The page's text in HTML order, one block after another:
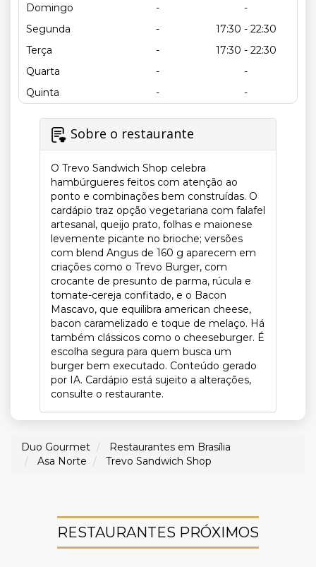
Domingo
-
-
Segunda
-
17:30 - 22:30
Terça
-
17:30 - 22:30
Quarta
-
-
Quinta
- -
Sobre o restaurante
O Trevo Sandwich Shop celebra
hambúrgueres feitos com atenção ao
ponto e combinações bem construídas. O
cardápio traz opção vegetariana com falafel
artesanal, queijo prato, folhas e maionese
levemente picante no brioche; versões
com blend Angus de 160 g aparecem em
criações como o Trevo Burger, com
crocante de presunto de parma, rúcula e
tomate-cereja confitado, e o Bacon
Mascavo, que equilibra american cheese,
bacon caramelizado e toque de melaço. Há
também clássicos como o cheeseburger. É
escolha segura para quem busca um
burger bem executado. Conteúdo gerado
por IA. Cardápio está sujeito a alterações,
consulte o restaurante.
Duo Gourmet
Restaurantes em Brasília
Asa Norte
Trevo Sandwich Shop
RESTAURANTES PRÓXIMOS